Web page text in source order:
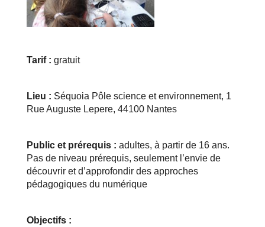
Tarif : gratuit
Lieu : Séquoia Pôle science et environnement, 1
Rue Auguste Lepere, 44100 Nantes
Public et prérequis : adultes, à partir de 16 ans.
Pas de niveau prérequis, seulement l’envie de
découvrir et d’approfondir des approches
pédagogiques du numérique
Objectifs :